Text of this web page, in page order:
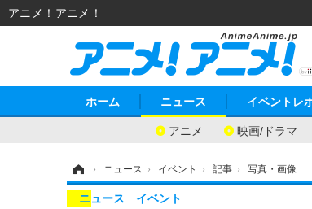
ホーム ニュース
アニメ 映画/ドラマ
イベントレ
› ニュース › イベント › 記事 › 写真・画像
ニュース イベント
アニメ！アニメ！